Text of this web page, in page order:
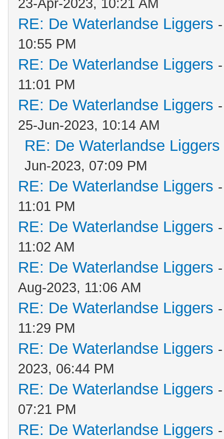
23-Apr-2023, 10:21 AM
RE: De Waterlandse Liggers
10:55 PM
RE: De Waterlandse Liggers
11:01 PM
RE: De Waterlandse Liggers
25-Jun-2023, 10:14 AM
RE: De Waterlandse Liggers
Jun-2023, 07:09 PM
RE: De Waterlandse Liggers
11:01 PM
RE: De Waterlandse Liggers
11:02 AM
RE: De Waterlandse Liggers
Aug-2023, 11:06 AM
RE: De Waterlandse Liggers
11:29 PM
RE: De Waterlandse Liggers
2023, 06:44 PM
RE: De Waterlandse Liggers
07:21 PM
RE: De Waterlandse Liggers